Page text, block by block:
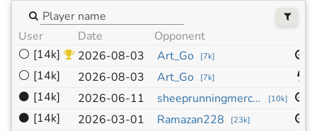
User Date Opponent
⚪ [14k] 2026-08-03 Art_Go [7k]
⚪ [14k] 2026-08-03 Art_Go [7k]
⚫ [14k] 2026-06-11 sheeprunningmerchine [10k]
⚫ [14k] 2026-03-01 Ramazan228 [23k]